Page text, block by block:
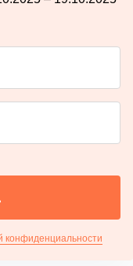
конфиденциальности